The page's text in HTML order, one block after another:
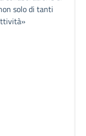
solo di tanti